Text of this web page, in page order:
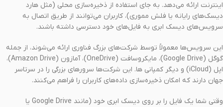
اینترنت ارائه می‌دهد. به جای استفاده از ذخیره‌سازی محلی (مثل هارد
دیسک‌های رایانه یا فلش مموری)، کاربران می‌توانند از طریق اتصال به
سرویس‌های دیسک ابری به فایل‌های خود دسترسی داشته باشند.
این سرویس‌ها معمولاً توسط شرکت‌های بزرگ فناوری ارائه می‌شوند، از جمله
گوگل (Google Drive)، مایکروسافت (OneDrive)، آمازون (Amazon Drive)،
اپل (iCloud) و دیگر کمپانی ها. این شرکت‌ها سرورهای بزرگی را در سرتاسر
جهان دارند که امکان ذخیره‌سازی داده‌های کاربران را فراهم می‌کنند.
وقتی شما یک فایل را بر روی دیسک ابری خود (مانند Google Drive یا